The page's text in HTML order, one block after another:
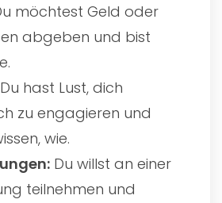
möchtest Geld oder
abgeben und bist
Du hast Lust, dich
zu engagieren und
wie.
Du willst an einer
teilnehmen und